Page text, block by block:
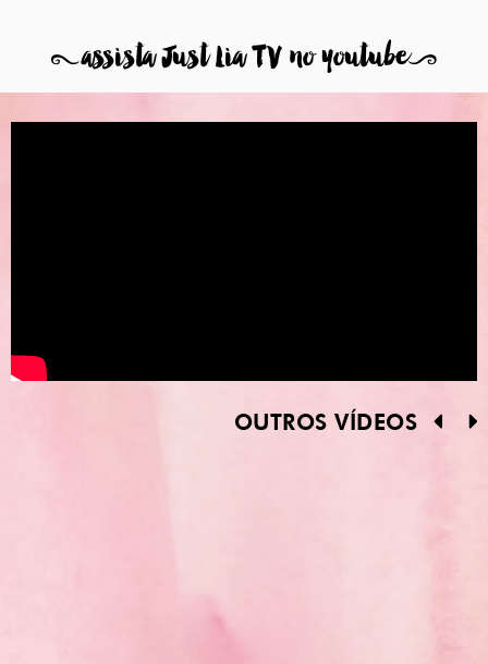
8assista Just Lia TV no youtube9
OUTROS VÍDEOS